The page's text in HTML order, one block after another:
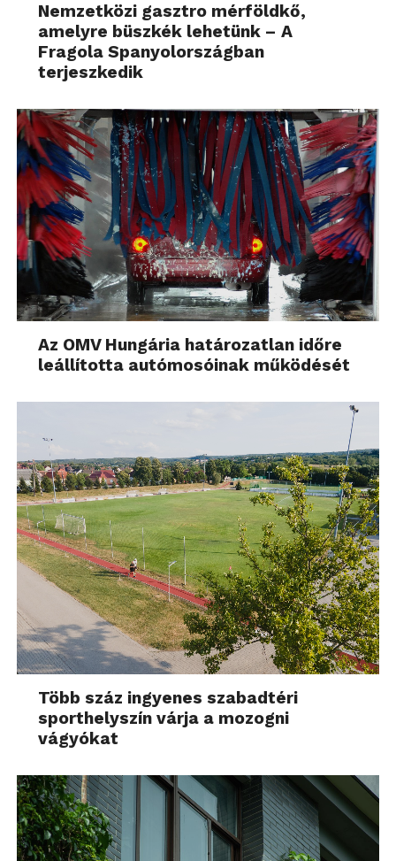
Nemzetközi gasztro mérföldkő,
amelyre büszkék lehetünk – A
Fragola Spanyolországban
terjeszkedik
Az OMV Hungária határozatlan időre
leállította autómosóinak működését
Több száz ingyenes szabadtéri
sporthelyszín várja a mozogni
vágyókat